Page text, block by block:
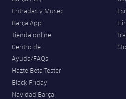
Entradas y Museo
Barça App
Tienda online
Centro de
Ayuda/FAQs
Hazte Beta Tester
Black Friday
Navidad Barça